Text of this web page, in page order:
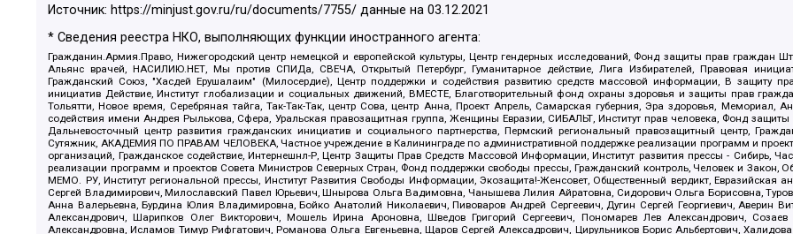
Источник: https://minjust.gov.ru/ru/documents/7755/ данные на03.12.2021
* Сведения реестра НКО, выполняющих функции иностранного агента:
Гражданин.Армия.Право, Нижегородский центр немецкой и европейской культуры, Центр гендерных исследований, Фонд защиты прав граждан
Альянс врачей, НАСИЛИЮ.НЕТ, Мы против СПИДа, СВЕЧА, Открытый Петербург, Гуманитарное действие, Лига Избирателей, Правовая
Гражданский Союз, "Хасдей Ерушалаим" (Милосердие), Центр поддержки и содействия развитию средств массовой информации, В защиту
инициатив Действие, Институт глобализации и социальных движений, ВМЕСТЕ, Благотворительный фонд охраны здоровья и защиты прав
Тольятти, Новое время, Серебряная тайга, Так-Так-Так, центр Сова, центр Анна, Проект Апрель, Самарская губерния, Эра здоровья, Мемориал,
содействия имени Андрея Рылькова, Сфера, Уральская правозащитная группа, Женщины Евразии, СИБАЛЬТ, Институт прав человека, Фонд защиты
Дальневосточный центр развития гражданских инициатив и социального партнерства, Пермский региональный правозащитный центр,
Сутяжник, АКАДЕМИЯ ПО ПРАВАМ ЧЕЛОВЕКА, Частное учреждение в Калининграде по административной поддержке реализации программ и
организаций, Гражданское содействие, Интернешнл-Р, Центр Защиты Прав Средств Массовой Информации, Институт развития прессы - Сибирь,
реализации программ и проектов Совета Министров Северных Стран, Фонд поддержки свободы прессы, Гражданский контроль, Человек и Закон,
МЕМО. РУ, Институт региональной прессы, Институт Развития Свободы Информации, Экозащита!-Женсовет, Общественный вердикт, Евразийская
Сергей Владимирович, Милославский Павел Юрьевич, Шнырова Ольга Вадимовна, Чанышева Лилия Айратовна, Сидорович Ольга Борисовна,
Анна Валерьевна, Бурдина Юлия Владимировна, Бойко Анатолий Николаевич, Пивоваров Андрей Сергеевич, Дугин Сергей Георгиевич, Аверин
Александрович, Шарипков Олег Викторович, Мошель Ирина Ароновна, Шведов Григорий Сергеевич, Пономарев Лев Александрович,
Александровна, Исламов Тимур Рифгатович, Романова Ольга Евгеньевна, Щаров Сергей Алексадрович, Цирульников Борис Альбертович,